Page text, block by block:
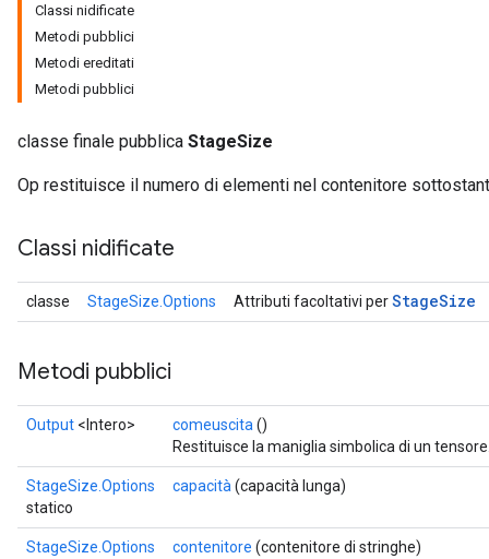
Classi nidificate
Metodi pubblici
Metodi ereditati
Metodi pubblici
classe finale pubblica StageSize
Op restituisce il numero di elementi nel contenitore
Classi nidificate
classe StageSize.Options Attributi facoltativi perStageSize
Metodi pubblici
Output <Intero> comeuscita ()
Restituisce la maniglia simbolica di un
StageSize.Options
statico
capacità (capacità lunga)
StageSize.Options
contenitore (contenitore di stringhe)